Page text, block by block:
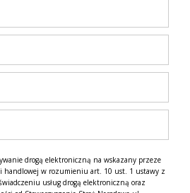
drogą elektroniczną na wskazany przeze
handlowej w rozumieniu art. 10 ust. 1 ustawy z
usług drogą elektroniczną oraz